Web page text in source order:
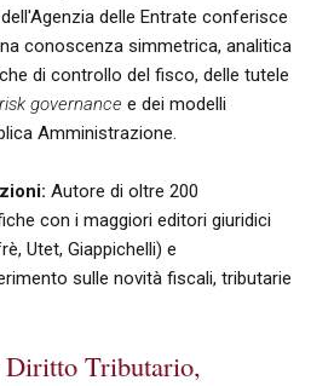
delle Entrate conferisce
conoscenza simmetrica, analitica
di controllo del fisco, delle tutele
governance e dei modelli
Amministrazione.
Autore di oltre 200
con i maggiori editori giuridici
Utet, Giappichelli) e
sulle novità fiscali, tributarie
Tributario,